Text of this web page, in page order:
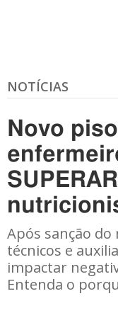
NOTÍCIAS
Novo
Após sanção
técnicos e
impactar
Entenda o